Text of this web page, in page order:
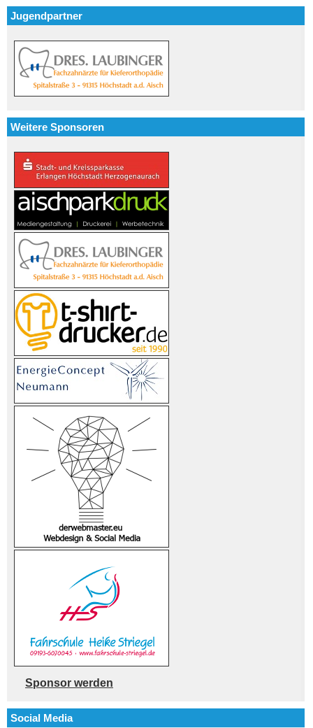
Jugendpartner
Weitere Sponsoren
Sponsor werden
Social Media